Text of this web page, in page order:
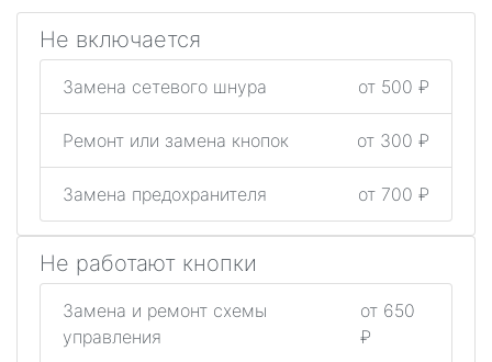
Не включается
Замена сетевого шнура от 500 ₽
Ремонт или замена кнопок от 300 ₽
Замена предохранителя от 700 ₽
Не работают кнопки
Замена и ремонт схемы
управления
от 650
₽